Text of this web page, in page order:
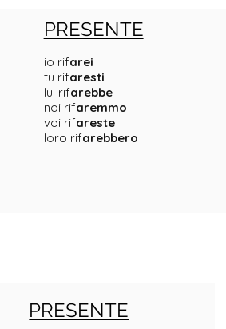
PRESENTE
io rifarei
tu rifaresti
lui rifarebbe
noi rifaremmo
voi rifareste
loro rifarebbero
PRESENTE